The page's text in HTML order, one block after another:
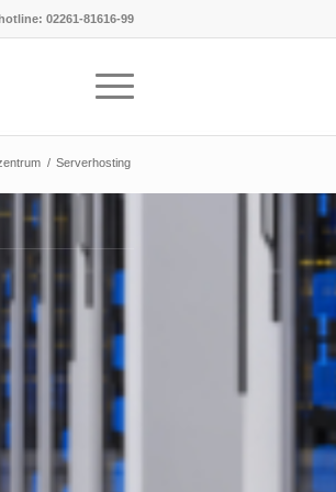
02261-81616-99
/ Serverhosting